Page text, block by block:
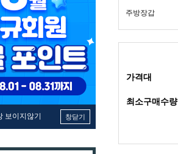
보이지않기 창닫기
주방장갑
가격대
최소구매수량